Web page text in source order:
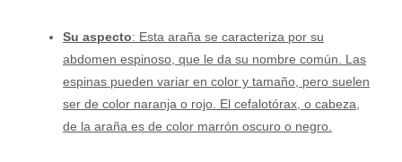
Su aspecto: Esta araña se caracteriza por su
abdomen espinoso, que le da su nombre común. Las
espinas pueden variar en color y tamaño, pero suelen
ser de color naranja o rojo. El cefalotórax, o cabeza,
de la araña es de color marrón oscuro o negro.